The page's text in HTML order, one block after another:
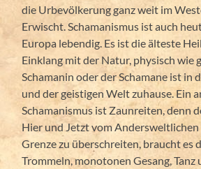
die Urbevölkerung ganz weit im
Erwischt. Schamanismus ist auch
Europa lebendig. Es ist die älteste
Einklang mit der Natur, physisch wie
Schamanin oder der Schamane ist in
und der geistigen Welt zuhause. Ein
Schamanismus ist Zaunreiten, denn
Hier und Jetzt vom Andersweltlichen
Grenze zu überschreiten, braucht es
Trommeln, monotonen Gesang, Tanz